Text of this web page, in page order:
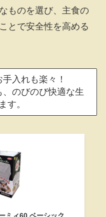
ものを選び、主食の
とで安全性を高める
入れも楽々！
のびのび快適な生
す。
ミィ60 ベーシック